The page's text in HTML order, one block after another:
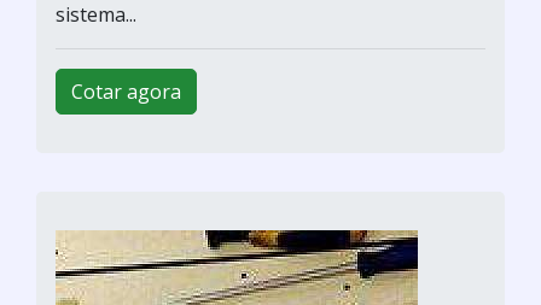
sistema...
Cotar agora